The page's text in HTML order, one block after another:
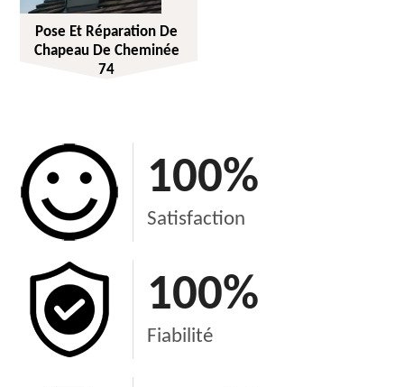
Pose Et Réparation De
Chapeau De Cheminée
74
100%
Satisfaction
100%
Fiabilité